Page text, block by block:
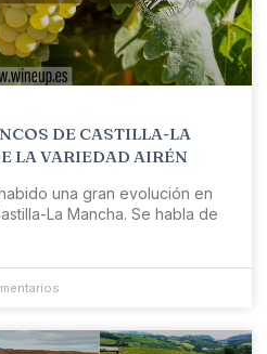
DE CASTILLA-LA
LA VARIEDAD AIRÉN
una gran evolución en
La Mancha. Se habla de